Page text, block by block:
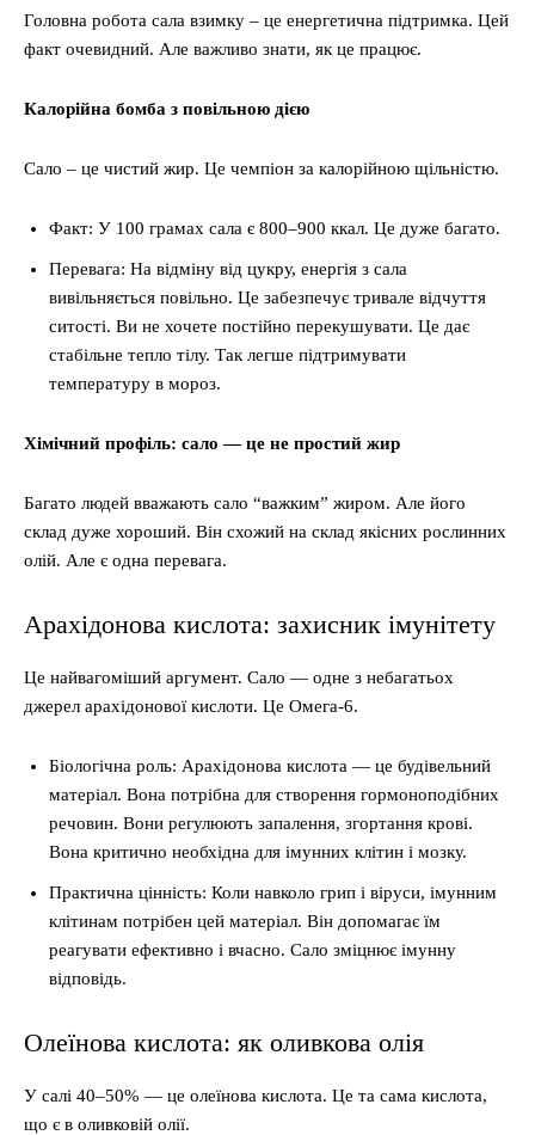
Головна робота сала взимку – це енергетична підтримка. Цей
факт очевидний. Але важливо знати, як це працює.
Калорійна бомба з повільною дією
Сало – це чистий жир. Це чемпіон за калорійною щільністю.
Факт: У 100 грамах сала є 800–900 ккал. Це дуже багато.
Перевага: На відміну від цукру, енергія з сала
вивільняється повільно. Це забезпечує тривале відчуття
ситості. Ви не хочете постійно перекушувати. Це дає
стабільне тепло тілу. Так легше підтримувати
температуру в мороз.
Хімічний профіль: сало — це не простий жир
Багато людей вважають сало “важким” жиром. Але його
склад дуже хороший. Він схожий на склад якісних рослинних
олій. Але є одна перевага.
Арахідонова кислота: захисник імунітету
Це найвагоміший аргумент. Сало — одне з небагатьох
джерел арахідонової кислоти. Це Омега-6.
Біологічна роль: Арахідонова кислота — це будівельний
матеріал. Вона потрібна для створення гормоноподібних
речовин. Вони регулюють запалення, згортання крові.
Вона критично необхідна для імунних клітин і мозку.
Практична цінність: Коли навколо грип і віруси, імунним
клітинам потрібен цей матеріал. Він допомагає їм
реагувати ефективно і вчасно. Сало зміцнює імунну
відповідь.
Олеїнова кислота: як оливкова олія
У салі 40–50% — це олеїнова кислота. Це та сама кислота,
що є в оливковій олії.